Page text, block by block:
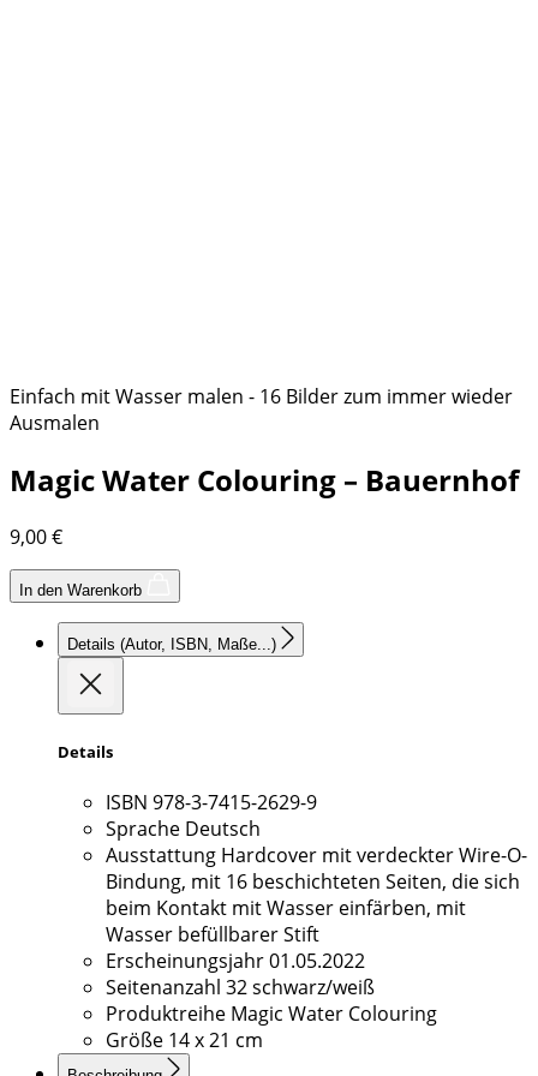
Einfach mit Wasser malen - 16 Bilder zum immer wieder
Ausmalen
Magic Water Colouring – Bauernhof
9,00€
In den Warenkorb
Details (Autor, ISBN, Maße...)
Details
ISBN 978-3-7415-2629-9
Sprache Deutsch
Ausstattung Hardcover mit verdeckter Wire-O-
Bindung, mit 16 beschichteten Seiten, die sich
beim Kontakt mit Wasser einfärben, mit
Wasser befüllbarer Stift
Erscheinungsjahr01.05.2022
Seitenanzahl 32 schwarz/weiß
Produktreihe Magic Water Colouring
Größe 14 x 21 cm